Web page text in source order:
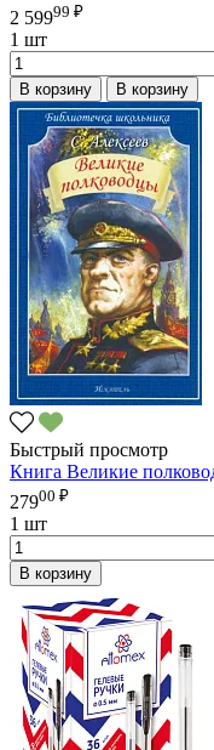
2 59999 ₽
1 шт
В корзину В корзину
Быстрый просмотр
Книга Великие
27900 ₽
1 шт
В корзину